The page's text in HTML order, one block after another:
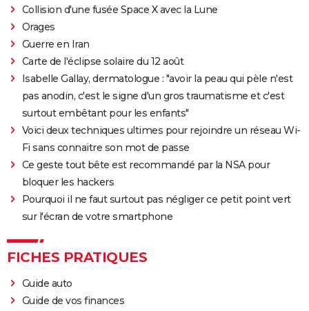
Collision d'une fusée Space X avec la Lune
Orages
Guerre en Iran
Carte de l'éclipse solaire du 12 août
Isabelle Gallay, dermatologue : "avoir la peau qui pèle n'est
pas anodin, c'est le signe d'un gros traumatisme et c'est
surtout embêtant pour les enfants"
Voici deux techniques ultimes pour rejoindre un réseau Wi-
Fi sans connaitre son mot de passe
Ce geste tout bête est recommandé par la NSA pour
bloquer les hackers
Pourquoi il ne faut surtout pas négliger ce petit point vert
sur l'écran de votre smartphone
FICHES PRATIQUES
Guide auto
Guide de vos finances